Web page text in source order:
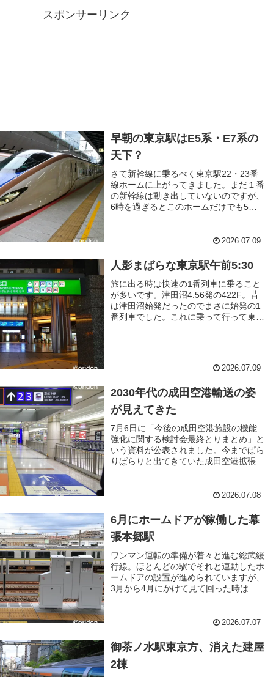
スポンサーリンク
早朝の東京駅はE5系・E7系の
天下？
さて新幹線に乗るべく東京駅22・23番
線ホームに上がってきました。まだ１番
の新幹線は動き出していないのですが、
6時を過ぎるとこのホームだけでも5本
なりますね。そんなことを考えていたら
入り始めました。
2026.07.09
人影まばらな東京駅午前5:30
旅に出る時は快速の1番列車に乗ること
が多いです。津田沼4:56発の422F。昔
は津田沼始発だったのでまさに始発の1
番列車でした。これに乗って行って東京
2026.07.09
2030年代の成田空港輸送の姿
が見えてきた
7月6日に「今後の成田空港施設の機能
強化に関する検討会最終とりまとめ」と
いう資料が公表されました。今までぱら
りぱらりと出てきていた成田空港拡張に
ったので、とりあえず鉄道に関連すると
2026.07.08
6月にホームドアが稼働した幕
張本郷駅
ワンマン運転の準備が着々と進む総武緩
行線。ほとんどの駅でそれと連動したホ
ームドアの設置が進められていますが、
3月から4月にかけて見て回った時は船
になって変化はあったかな？と2026.07.07
御茶ノ水駅東京方、消えた建屋
2棟